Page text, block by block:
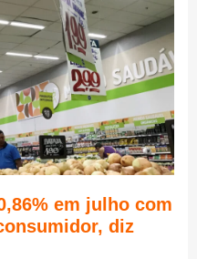
em julho com
diz